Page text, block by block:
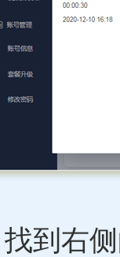
找到右侧